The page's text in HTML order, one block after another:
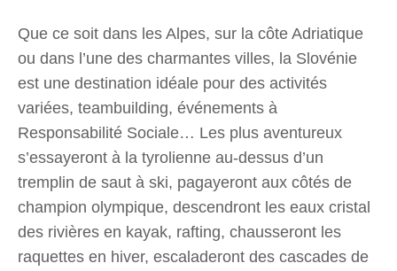
Que ce soit dans les Alpes, sur la côte Adriatique
ou dans l’une des charmantes villes, la Slovénie
est une destination idéale pour des activités
variées, teambuilding, événements à
Responsabilité Sociale… Les plus aventureux
s’essayeront à la tyrolienne au-dessus d’un
tremplin de saut à ski, pagayeront aux côtés de
champion olympique, descendront les eaux cristal
des rivières en kayak, rafting, chausseront les
raquettes en hiver, escaladeront des cascades de